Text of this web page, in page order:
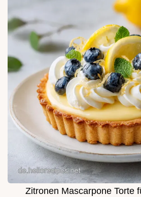
Zitronen Mascarpone Torte